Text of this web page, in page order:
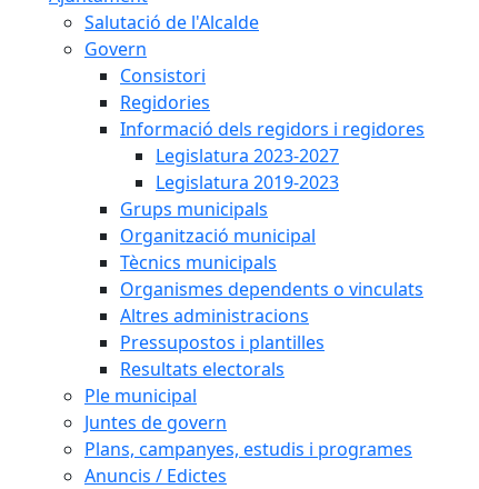
Salutació de l'Alcalde
Govern
Consistori
Regidories
Informació dels regidors i regidores
Legislatura 2023-2027
Legislatura 2019-2023
Grups municipals
Organització municipal
Tècnics municipals
Organismes dependents o vinculats
Altres administracions
Pressupostos i plantilles
Resultats electorals
Ple municipal
Juntes de govern
Plans, campanyes, estudis i programes
Anuncis / Edictes